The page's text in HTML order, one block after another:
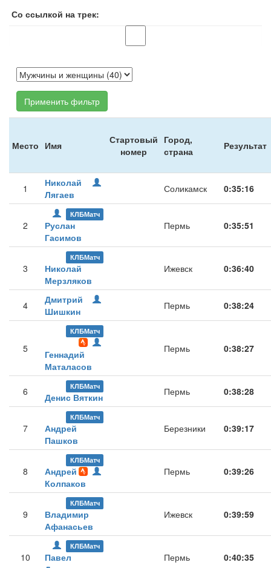
Со ссылкой на трек:
Применить фильтр
Место Имя
Стартовый
номер
Город,
страна
Результат
1
Николай
Лягаев
Соликамск 0:35:16
2
КЛБМатч
Руслан
Гасимов
Пермь 0:35:51
3
КЛБМатч
Николай
Мерзляков
Ижевск 0:36:40
4
Дмитрий
Шишкин
Пермь 0:38:24
5
КЛБМатч
Геннадий
Маталасов
Пермь 0:38:27
6 КЛБМатч
Денис Вяткин Пермь 0:38:28
7
КЛБМатч
Андрей
Пашков
Березники 0:39:17
8
КЛБМатч
Андрей
Колпаков
Пермь 0:39:26
9
КЛБМатч
Владимир
Афанасьев
Ижевск 0:39:59
10
КЛБМатч
Павел
Пермь 0:40:35